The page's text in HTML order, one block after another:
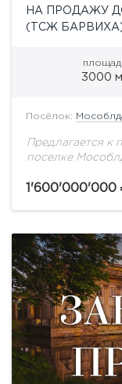
НА ПРОДАЖУ
(ТСЖ
3000 м
Посёлок:
Предлагается к
поселке
на участке с
1'600'000'000